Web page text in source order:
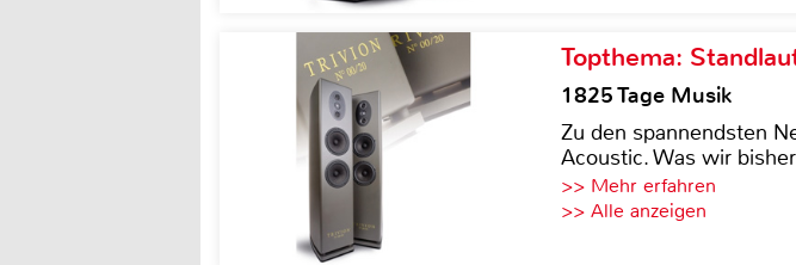
Topthema:
1825 Tage Musik
Zu den spannendsten
Acoustic. Was wir
>> Mehr erfahren
>> Alle anzeigen